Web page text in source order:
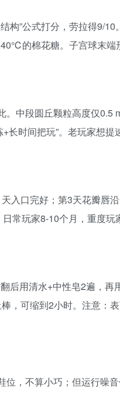
构”公式打分，劳拉得9/
的棉花糖。子宫球末端
。中段圆丘颗粒高度仅0.5
长时间把玩”。老玩家想提
入口完好；第3天花瓣唇
常玩家8-10个月，重度
后用清水+中性皂2遍，再
，可缩到2小时。注意：
位，不算小巧；但运行噪